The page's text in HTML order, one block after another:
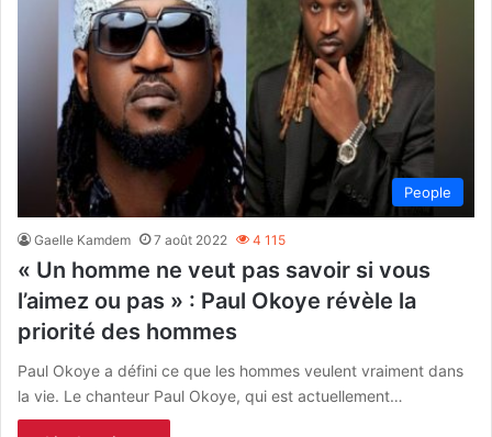
People
Gaelle Kamdem 7 août 2022 4 115
« Un homme ne veut pas savoir si vous
l’aimez ou pas » : Paul Okoye révèle la
priorité des hommes
Paul Okoye a défini ce que les hommes veulent vraiment dans
la vie. Le chanteur Paul Okoye, qui est actuellement…